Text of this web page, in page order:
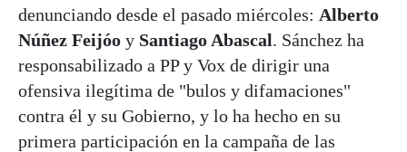
denunciando desde el pasado miércoles: Alberto
Núñez Feijóo y Santiago Abascal. Sánchez ha
responsabilizado a PP y Vox de dirigir una
ofensiva ilegítima de "bulos y difamaciones"
contra él y su Gobierno, y lo ha hecho en su
primera participación en la campaña de las